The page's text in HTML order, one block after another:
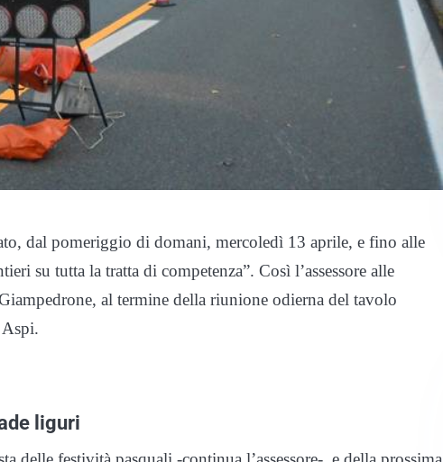
dal pomeriggio di domani, mercoledì 13 aprile, e fino alle
su tutta la tratta di competenza”. Così l’assessore alle
al termine della riunione odierna del tavolo
liguri